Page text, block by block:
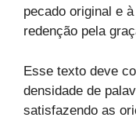
pecado original e
redenção pela
Esse texto deve
densidade de
satisfazendo as